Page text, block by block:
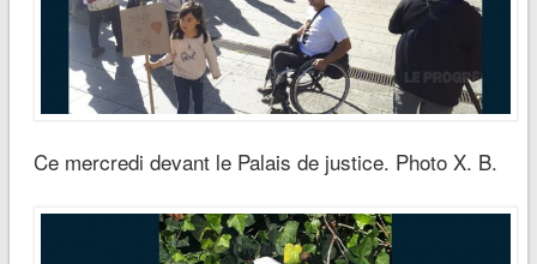
Ce mercredi devant le Palais de justice. Photo X. B.